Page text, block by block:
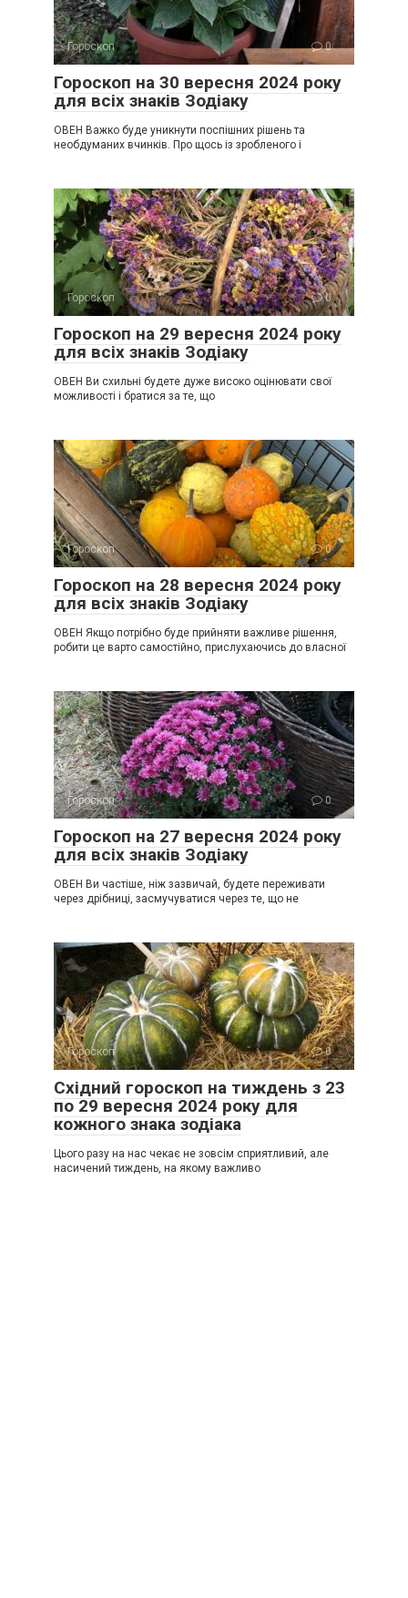
Гороскоп 0
Гороскоп на 30 вересня 2024 року
для всіх знаків Зодіаку
ОВЕН Важко буде уникнути поспішних рішень та
необдуманих вчинків. Про щось із зробленого і
Гороскоп 0
Гороскоп на 29 вересня 2024 року
для всіх знаків Зодіаку
ОВЕН Ви схильні будете дуже високо оцінювати свої
можливості і братися за те, що
Гороскоп 0
Гороскоп на 28 вересня 2024 року
для всіх знаків Зодіаку
ОВЕН Якщо потрібно буде прийняти важливе рішення,
робити це варто самостійно, прислухаючись до власної
Гороскоп 0
Гороскоп на 27 вересня 2024 року
для всіх знаків Зодіаку
ОВЕН Ви частіше, ніж зазвичай, будете переживати
через дрібниці, засмучуватися через те, що не
Гороскоп 0
Східний гороскоп на тиждень з 23
по 29 вересня 2024 року для
кожного знака зодіака
Цього разу на нас чекає не зовсім сприятливий, але
насичений тиждень, на якому важливо